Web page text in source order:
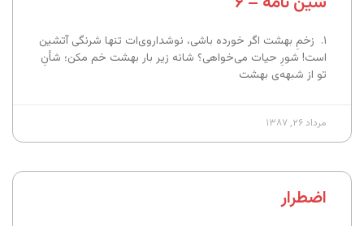
۱. زخمِ بهشت اگر خورده باشی، نوشداروی‌ات تنها شرنگی آتشین
است! شورِ حیات می‌خواهی؟ شانه زیر بار بهشت خم مکن؛ شأنِ
تو از شبهه‌ی بهشت
مرداد ۲۶, ۱۳۸۷
اضطرار